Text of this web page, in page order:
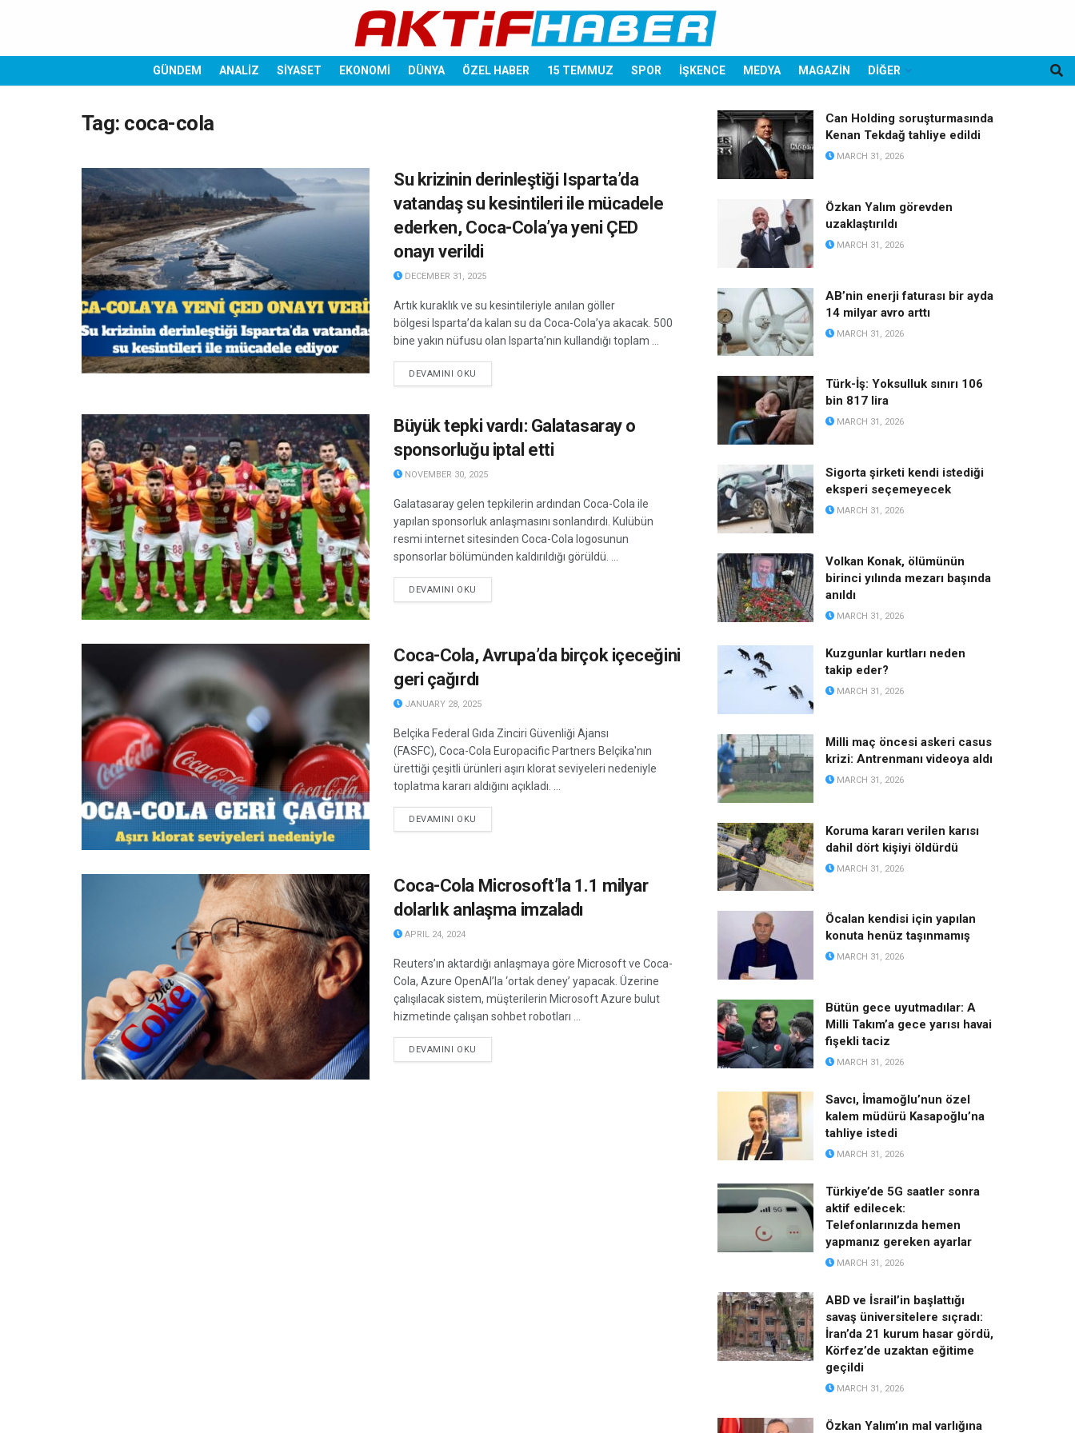
GÜNDEM ANALİZ SİYASET EKONOMİ DÜNYA ÖZEL HABER 15 TEMMUZ SPOR İŞKENCE MEDYA MAGAZİN DİĞER
Tag: coca-cola
Su krizinin derinleştiği Isparta’da
vatandaş su kesintileri ile mücadele
ederken, Coca-Cola’ya yeni ÇED
onayı verildi
DECEMBER 31, 2025
Artık kuraklık ve su kesintileriyle anılan göller
bölgesi Isparta’da kalan su da Coca-Cola’ya akacak. 500
bine yakın nüfusu olan Isparta’nın kullandığı toplam ...
DEVAMINI OKU
Büyük tepki vardı: Galatasaray o
sponsorluğu iptal etti
NOVEMBER 30, 2025
Galatasaray gelen tepkilerin ardından Coca-Cola ile
yapılan sponsorluk anlaşmasını sonlandırdı. Kulübün
resmi internet sitesinden Coca-Cola logosunun
sponsorlar bölümünden kaldırıldığı görüldü. ...
DEVAMINI OKU
Coca-Cola, Avrupa’da birçok içeceğini
geri çağırdı
JANUARY 28, 2025
Belçika Federal Gıda Zinciri Güvenliği Ajansı
(FASFC), Coca-Cola Europacific Partners Belçika'nın
ürettiği çeşitli ürünleri aşırı klorat seviyeleri nedeniyle
toplatma kararı aldığını açıkladı. ...
DEVAMINI OKU
Coca-Cola Microsoft’la 1.1 milyar
dolarlık anlaşma imzaladı
APRIL 24, 2024
Reuters’ın aktardığı anlaşmaya göre Microsoft ve Coca-
Cola, Azure OpenAI’la ‘ortak deney’ yapacak. Üzerine
çalışılacak sistem, müşterilerin Microsoft Azure bulut
hizmetinde çalışan sohbet robotları ...
DEVAMINI OKU
Can Holding soruşturmasında
Kenan Tekdağ tahliye edildi
MARCH 31, 2026
Özkan Yalım görevden
uzaklaştırıldı
MARCH 31, 2026
AB’nin enerji faturası bir ayda
14 milyar avro arttı
MARCH 31, 2026
Türk-İş: Yoksulluk sınırı 106
bin 817 lira
MARCH 31, 2026
Sigorta şirketi kendi istediği
eksperi seçemeyecek
MARCH 31, 2026
Volkan Konak, ölümünün
birinci yılında mezarı başında
anıldı
MARCH 31, 2026
Kuzgunlar kurtları neden
takip eder?
MARCH 31, 2026
Milli maç öncesi askeri casus
krizi: Antrenmanı videoya aldı
MARCH 31, 2026
Koruma kararı verilen karısı
dahil dört kişiyi öldürdü
MARCH 31, 2026
Öcalan kendisi için yapılan
konuta henüz taşınmamış
MARCH 31, 2026
Bütün gece uyutmadılar: A
Milli Takım’a gece yarısı havai
fişekli taciz
MARCH 31, 2026
Savcı, İmamoğlu’nun özel
kalem müdürü Kasapoğlu’na
tahliye istedi
MARCH 31, 2026
Türkiye’de 5G saatler sonra
aktif edilecek:
Telefonlarınızda hemen
yapmanız gereken ayarlar
MARCH 31, 2026
ABD ve İsrail’in başlattığı
savaş üniversitelere sıçradı:
İran’da 21 kurum hasar gördü,
Körfez’de uzaktan eğitime
geçildi
MARCH 31, 2026
Özkan Yalım’ın mal varlığına